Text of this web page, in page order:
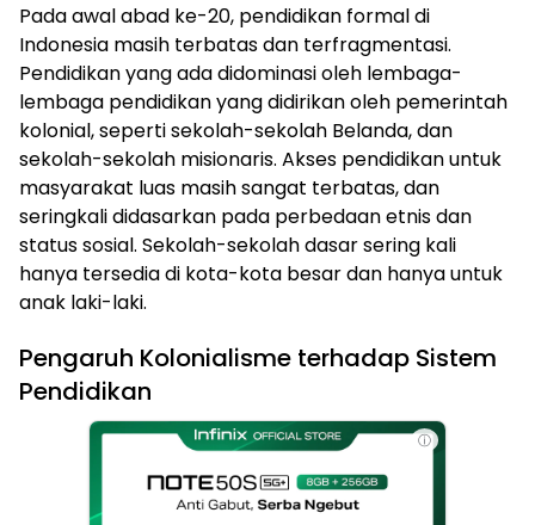
Pada awal abad ke-20, pendidikan formal di
Indonesia masih terbatas dan terfragmentasi.
Pendidikan yang ada didominasi oleh lembaga-
lembaga pendidikan yang didirikan oleh pemerintah
kolonial, seperti sekolah-sekolah Belanda, dan
sekolah-sekolah misionaris. Akses pendidikan untuk
masyarakat luas masih sangat terbatas, dan
seringkali didasarkan pada perbedaan etnis dan
status sosial. Sekolah-sekolah dasar sering kali
hanya tersedia di kota-kota besar dan hanya untuk
anak laki-laki.
Pengaruh Kolonialisme terhadap Sistem
Pendidikan
ⓘ